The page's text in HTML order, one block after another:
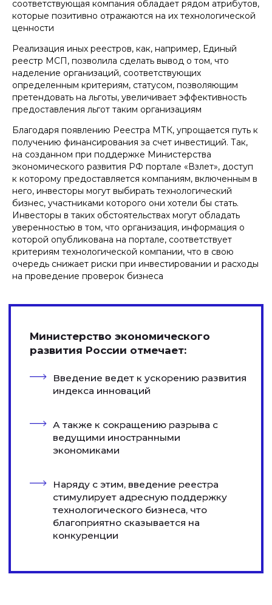
соответствующая компания обладает рядом атрибутов,
которые позитивно отражаются на их технологической
ценности
Реализация иных реестров, как, например, Единый
реестр МСП, позволила сделать вывод о том, что
наделение организаций, соответствующих
определенным критериям, статусом, позволяющим
претендовать на льготы, увеличивает эффективность
предоставления льгот таким организациям
Благодаря появлению Реестра МТК, упрощается путь к
получению финансирования за счет инвестиций. Так,
на созданном при поддержке Министерства
экономического развития РФ портале «Взлет», доступ
к которому предоставляется компаниям, включенным в
него, инвесторы могут выбирать технологический
бизнес, участниками которого они хотели бы стать.
Инвесторы в таких обстоятельствах могут обладать
уверенностью в том, что организация, информация о
которой опубликована на портале, соответствует
критериям технологической компании, что в свою
очередь снижает риски при инвестировании и расходы
на проведение проверок бизнеса